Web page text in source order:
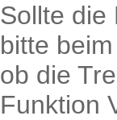
Sollte die
bitte
ob die
Funktion